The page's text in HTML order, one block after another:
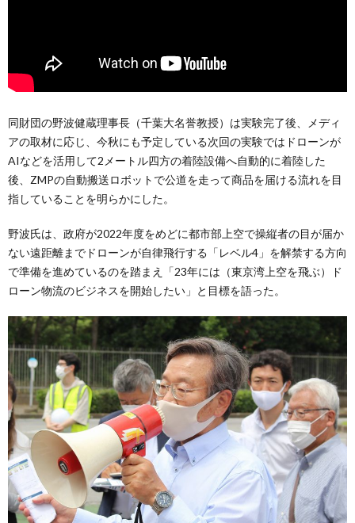
同財団の野波健蔵理事長（千葉大名誉教授）は実験完了後、メディ
アの取材に応じ、今秋にも予定している次回の実験ではドローンが
AIなどを活用して2メートル四方の着陸設備へ自動的に着陸した
後、ZMPの自動搬送ロボットで公道を走って商品を届ける流れを目
指していることを明らかにした。
野波氏は、政府が2022年度をめどに都市部上空で操縦者の目が届か
ない遠距離までドローンが自律飛行する「レベル4」を解禁する方向
で準備を進めているのを踏まえ「23年には（東京湾上空を飛ぶ）ド
ローン物流のビジネスを開始したい」と目標を語った。